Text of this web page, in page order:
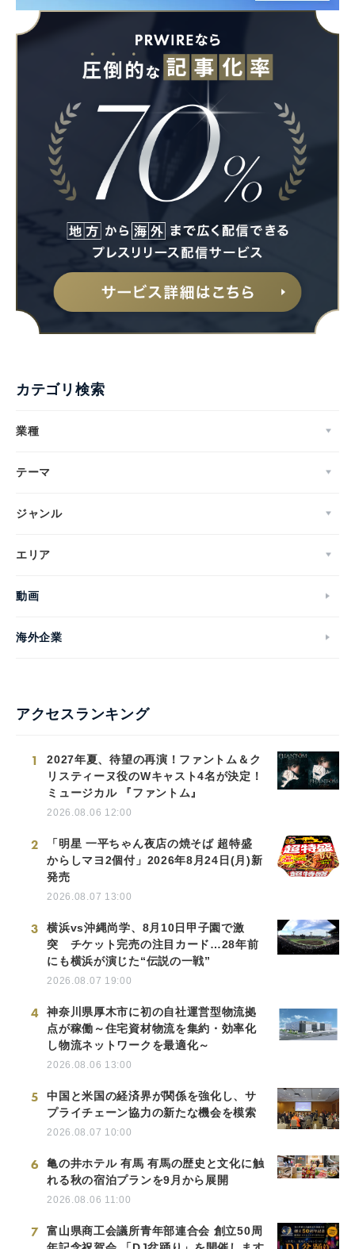
カテゴリ検索
業種
テーマ
ジャンル
エリア
動画
海外企業
アクセスランキング
1
2027年夏、待望の再演！ファントム＆ク
リスティーヌ役のWキャスト4名が決定！
ミュージカル 『ファントム』
2026.08.06 12:00
2
「明星 一平ちゃん夜店の焼そば 超特盛
からしマヨ2個付」2026年8月24日(月)新
発売
2026.08.07 13:00
3
横浜vs沖縄尚学、8月10日甲子園で激
突 チケット完売の注目カード…28年前
にも横浜が演じた“伝説の一戦”
2026.08.07 19:00
4
神奈川県厚木市に初の自社運営型物流拠
点が稼働～住宅資材物流を集約・効率化
し物流ネットワークを最適化～
2026.08.06 13:00
5
中国と米国の経済界が関係を強化し、サ
プライチェーン協力の新たな機会を模索
2026.08.07 10:00
6
亀の井ホテル 有馬 有馬の歴史と文化に触
れる秋の宿泊プランを9月から展開
2026.08.06 11:00
7
富山県商工会議所青年部連合会 創立50周